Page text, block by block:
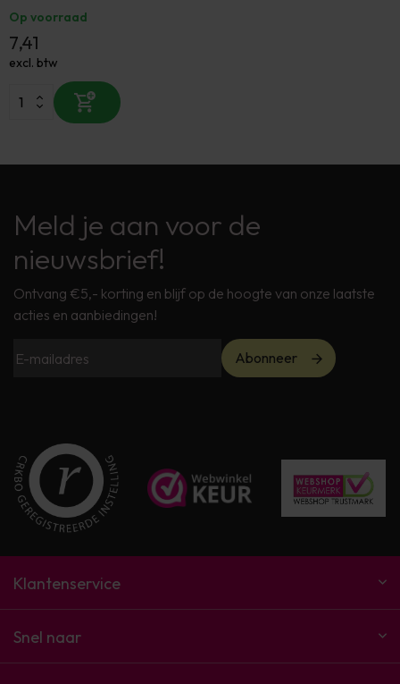
Op voorraad
7,41
excl. btw
Meld je aan voor de
nieuwsbrief!
Ontvang €5,- korting en blijf op de hoogte van onze laatste
acties en aanbiedingen!
Abonneer
Klantenservice
Snel naar